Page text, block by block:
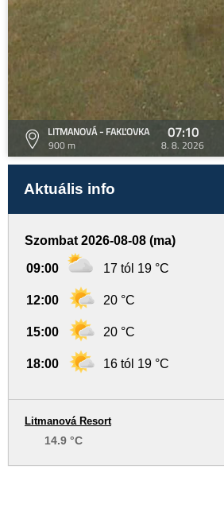
LITMANOVÁ - FAKĽOVKA
900 m
07:10
8. 8. 2026
Aktuális info
Szombat 2026-08-08 (ma)
09:00 17 tól 19 °C
12:00 20 °C
15:00 20 °C
18:00 16 tól 19 °C
Litmanová Resort
14.9 °C